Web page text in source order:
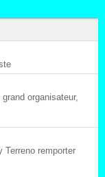
organisateur,
Terreno remporter